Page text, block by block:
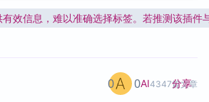
效信息，难以准确选择标签。若推测该插
AI4347篇文章
0 0 分享